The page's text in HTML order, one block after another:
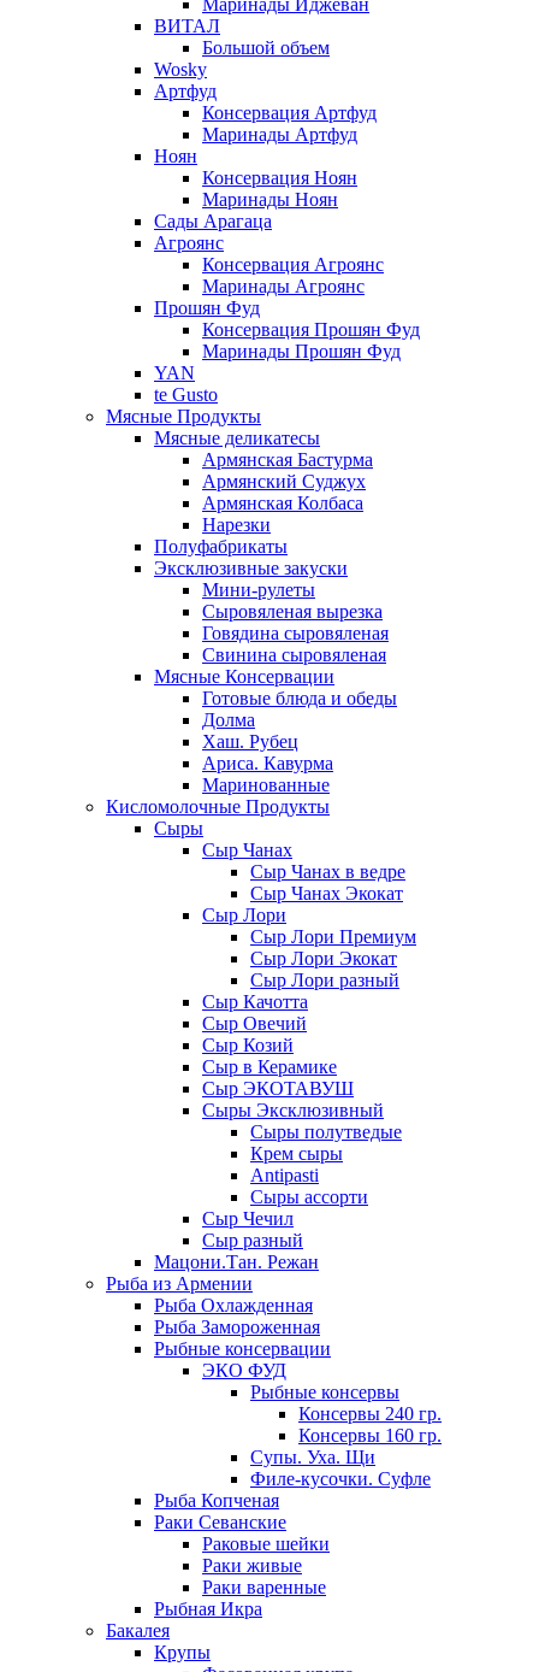
Маринады Иджеван
ВИТАЛ
Большой объем
Wosky
Артфуд
Консервация Артфуд
Маринады Артфуд
Ноян
Консервация Ноян
Маринады Ноян
Сады Арагаца
Агроянс
Консервация Агроянс
Маринады Агроянс
Прошян Фуд
Консервация Прошян Фуд
Маринады Прошян Фуд
YAN
te Gusto
Мясные Продукты
Мясные деликатесы
Армянская Бастурма
Армянский Суджух
Армянская Колбаса
Нарезки
Полуфабрикаты
Эксклюзивные закуски
Мини-рулеты
Сыровяленая вырезка
Говядина сыровяленая
Свинина сыровяленая
Мясные Консервации
Готовые блюда и обеды
Долма
Хаш. Рубец
Ариса. Кавурма
Маринованные
Кисломолочные Продукты
Сыры
Сыр Чанах
Сыр Чанах в ведре
Сыр Чанах Экокат
Сыр Лори
Сыр Лори Премиум
Сыр Лори Экокат
Сыр Лори разный
Сыр Качотта
Сыр Овечий
Сыр Козий
Сыр в Керамике
Сыр ЭКОТАВУШ
Сыры Эксклюзивный
Сыры полутведые
Крем сыры
Antipasti
Сыры ассорти
Сыр Чечил
Сыр разный
Мацони.Тан. Режан
Рыба из Армении
Рыба Охлажденная
Рыба Замороженная
Рыбные консервации
ЭКО ФУД
Рыбные консервы
Консервы 240 гр.
Консервы 160 гр.
Супы. Уха. Щи
Филе-кусочки. Суфле
Рыба Копченая
Раки Севанские
Раковые шейки
Раки живые
Раки варенные
Рыбная Икра
Бакалея
Крупы